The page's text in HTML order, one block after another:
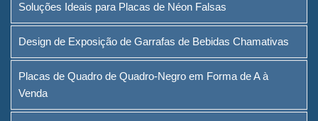
Provedor de Soluções de
Suporte personalizado para
menu de bar para mesa
Balde de Gelo
Soluções Ideais para Placas de Néon Falsas
Design de Exposição de Garrafas de Bebidas Chamativas
Placas de Quadro de Quadro-Negro em Forma de A à
Venda